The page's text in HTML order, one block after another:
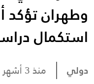
وطهران تؤكد
استكمال
دولي منذ 3 أشهر